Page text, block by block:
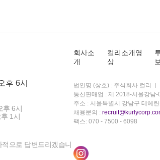
후 6시
후 6시
1시
으로 답변드리겠습니
회사소
개
컬리소개영
상
보
법인명 (상호) : 주식회사 컬리
통신판매업 : 제 2018-서울강남-
주소 : 서울특별시 강남구 테헤
채용문의 :
팩스: 070 - 7500 - 6098